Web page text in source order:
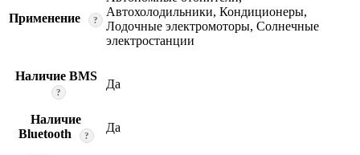
Применение ?
Автохолодильники, Кондиционеры,
Лодочные электромоторы, Солнечные
электростанции
Наличие BMS
?
Да
Наличие
Bluetooth
?
Да